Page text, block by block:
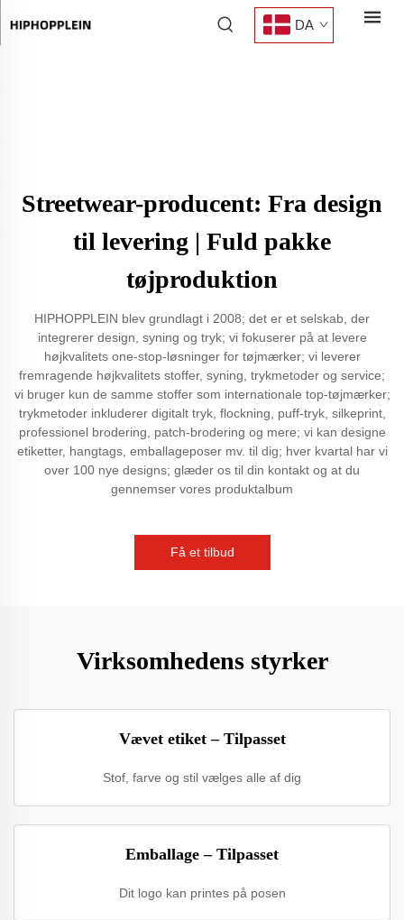
DA
Streetwear-producent: Fra design
til levering | Fuld pakke
tøjproduktion
HIPHOPPLEIN blev grundlagt i 2008; det er et selskab, der
integrerer design, syning og tryk; vi fokuserer på at levere
højkvalitets one-stop-løsninger for tøjmærker; vi leverer
fremragende højkvalitets stoffer, syning, trykmetoder og service;
vi bruger kun de samme stoffer som internationale top-tøjmærker;
trykmetoder inkluderer digitalt tryk, flockning, puff-tryk, silkeprint,
professionel brodering, patch-brodering og mere; vi kan designe
etiketter, hangtags, emballageposer mv. til dig; hver kvartal har vi
over 100 nye designs; glæder os til din kontakt og at du
gennemser vores produktalbum
Få et tilbud
Virksomhedens styrker
Vævet etiket – Tilpasset
Stof, farve og stil vælges alle af dig
Emballage – Tilpasset
Dit logo kan printes på posen